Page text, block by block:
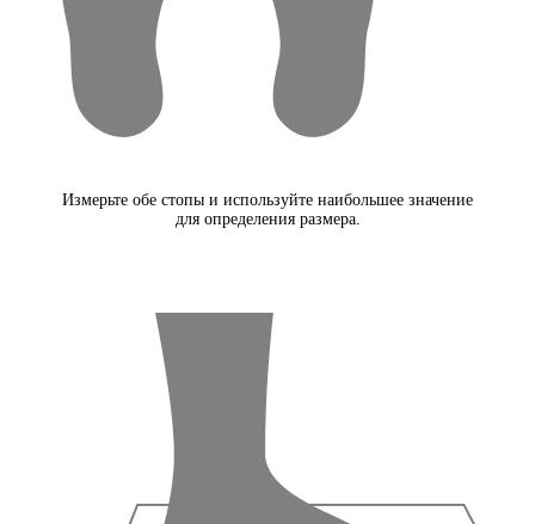
Измерьте обе стопы и используйте наибольшее значение
для определения размера.